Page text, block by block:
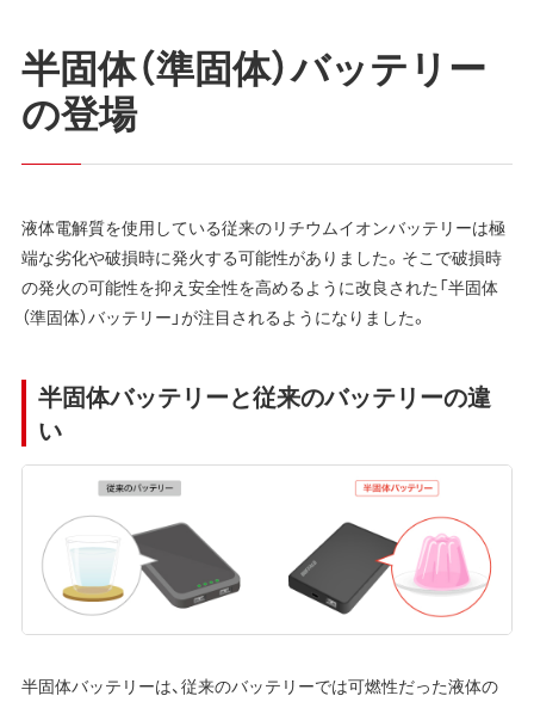
半固体（準固体）バッテリー
の登場
液体電解質を使用している従来のリチウムイオンバッテリーは極
端な劣化や破損時に発火する可能性がありました。そこで破損時
の発火の可能性を抑え安全性を高めるように改良された「半固体
（準固体）バッテリー」が注目されるようになりました。
半固体バッテリーと従来のバッテリーの違
い
半固体バッテリーは、従来のバッテリーでは可燃性だった液体の